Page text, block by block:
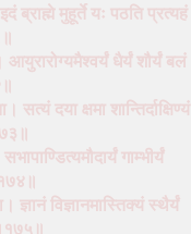
ब्राह्मे मुहूर्ते यः पठति प्रत्यहं
धैर्यं शौर्यं बलं
सत्यं दया क्षमा शान्तिर्दाक्षिण्यं
गाम्भीर्यं
विज्ञानमास्तिक्यं स्थैर्यं